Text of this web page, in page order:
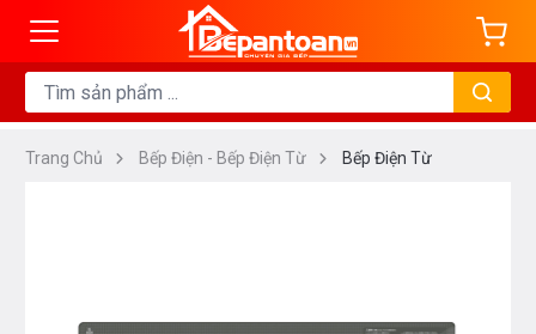
Trang Chủ Bếp Điện - Bếp Điện Từ Bếp Điện Từ